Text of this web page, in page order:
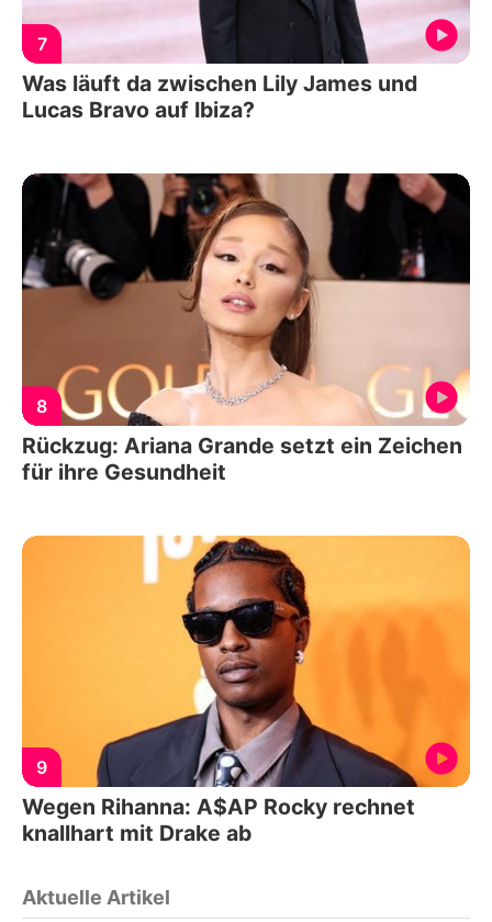
7
Was läuft da zwischen Lily James und
Lucas Bravo auf Ibiza?
8
Rückzug: Ariana Grande setzt ein Zeichen
für ihre Gesundheit
9
Wegen Rihanna: A$AP Rocky rechnet
knallhart mit Drake ab
Aktuelle Artikel